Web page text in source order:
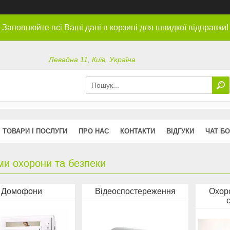
Заповнюйте всі Ваші дані в корзині для швидкої відправки!
Левадна 11, Київ, Україна
ТОВАРИ І ПОСЛУГИ ПРО НАС КОНТАКТИ ВІДГУКИ ЧАТ
охорони та безпеки
Домофони Відеоспостереження